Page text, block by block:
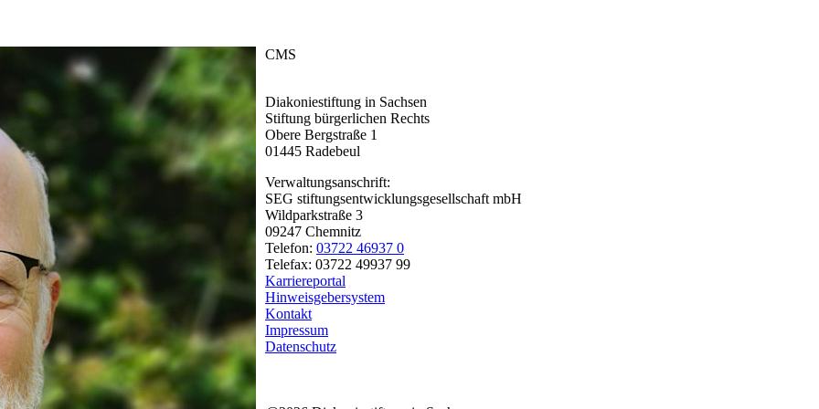
CMS
Diakoniestiftung in Sachsen
Stiftung bürgerlichen Rechts
Obere Bergstraße 1
01445 Radebeul
Verwaltungsanschrift:
SEG stiftungsentwicklungsgesellschaft mbH
Wildparkstraße 3
09247 Chemnitz
Telefon: 03722 46937 0
Telefax: 03722 49937 99
Karriereportal
Hinweisgebersystem
Kontakt
Impressum
Datenschutz